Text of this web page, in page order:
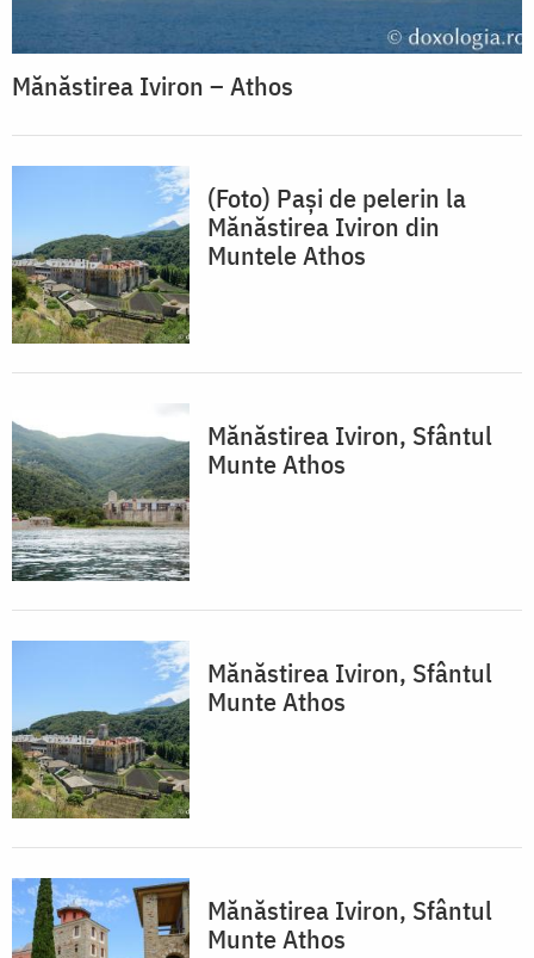
Mănăstirea Iviron – Athos
(Foto) Pași de pelerin la
Mănăstirea Iviron din
Muntele Athos
Mănăstirea Iviron, Sfântul
Munte Athos
Mănăstirea Iviron, Sfântul
Munte Athos
Mănăstirea Iviron, Sfântul
Munte Athos